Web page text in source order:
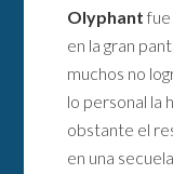
Olyphant
en la gran
muchos no
lo personal la
obstante el
en una